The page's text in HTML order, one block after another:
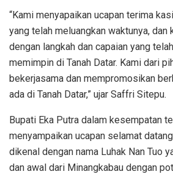
“Kami menyapaikan ucapan terima
yang telah meluangkan waktunya,
dengan langkah dan capaian yang
memimpin di Tanah Datar. Kami dari
bekerjasama dan mempromosikan
ada di Tanah Datar,” ujar Saffri Sitepu.
Bupati Eka Putra dalam kesempatan
menyampaikan ucapan selamat
dikenal dengan nama Luhak Nan Tuo
dan awal dari Minangkabau dengan